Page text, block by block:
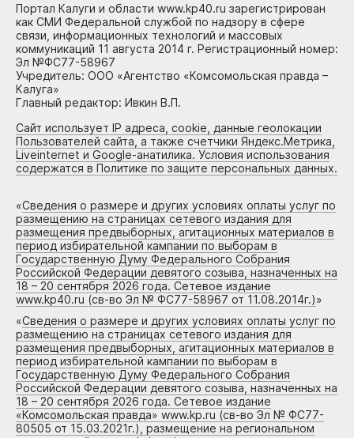
Портал Калуги и области www.kp40.ru зарегистрирован
как СМИ Федеральной службой по надзору в сфере
связи, информационных технологий и массовых
коммуникаций 11 августа 2014 г. Регистрационный номер:
Эл №ФС77-58967
Учредитель: ООО «Агентство «Комсомольская правда –
Калуга»
Главный редактор: Ивкин В.П.
Сайт использует IP адреса, cookie, данные геолокации
Пользователей сайта, а также счетчики Яндекс.Метрика,
Liveinternet и Google-анатилика. Условия использования
содержатся в Политике по защите персональных данных.
«Сведения о размере и других условиях оплаты услуг по
размещению на страницах сетевого издания для
размещения предвыборных, агитационных материалов в
период избирательной кампании по выборам в
Государственную Думу Федерального Собрания
Российской Федерации девятого созыва, назначенных на
18 – 20 сентября 2026 года. Сетевое издание
www.kp40.ru (св-во Эл № ФС77-58967 от 11.08.2014г.)»
«Сведения о размере и других условиях оплаты услуг по
размещению на страницах сетевого издания для
размещения предвыборных, агитационных материалов в
период избирательной кампании по выборам в
Государственную Думу Федерального Собрания
Российской Федерации девятого созыва, назначенных на
18 – 20 сентября 2026 года. Сетевое издание
«Комсомольская правда» www.kp.ru (св-во Эл № ФС77-
80505 от 15.03.2021г.), размещение на региональном